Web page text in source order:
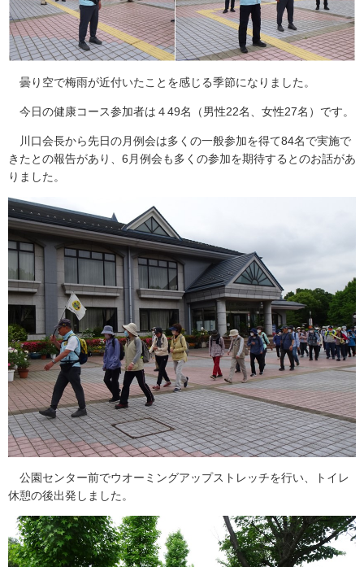
曇り空で梅雨が近付いたことを感じる季節になりました。
今日の健康コース参加者は４49名（男性22名、女性27名）です。
川口会長から先日の月例会は多くの一般参加を得て84名で実施で
きたとの報告があり、6月例会も多くの参加を期待するとのお話があ
りました。
公園センター前でウオーミングアップストレッチを行い、トイレ
休憩の後出発しました。